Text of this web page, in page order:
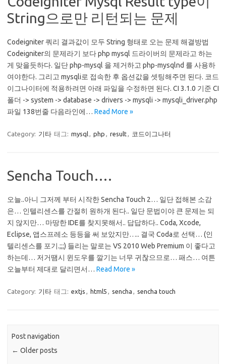
String으로만 리턴되는 문제
Codeigniter 쿼리 결과값이 모두 String 형태로 오는 문제 해결방법
Codeigniter의 문제라기 보다 php mysql 드라이버의 문제라고 하는
게 맞을듯하다. 일단 php-mysql 을 제거하고 php-mysqlnd 를 사용하
여야한다. 그리고 mysqli로 접속한 후 옵션값을 셋팅해주면 된다. 코드
이그나이터에 적용하려면 아래 파일을 수정하면 된다. CI 3.1.0 기준 CI
폴더 -> system -> database -> drivers -> mysqli -> mysqli_driver.php
파일 138번줄 다음라인에… Read More »
Category: 기타 태그: mysql, php , result, 코드이그나터
Sencha Touch….
오늘..아니 그저께 부터 시작한 Sencha Touch 2… 일단 접해본 소감
은… 인텔리센스를 간절히 원하개 된다.. 일단 문법이야 큰 문제는 되
지 않지만… 마땅한 IDE를 찾지못해서.. 답답하다.. Coda, Xcode,
Eclipse, 앱스프레소 등등을 써 보았지만….. 결국 Coda로 선택… (인
텔리센스를 포기.;;;) 들리는 말로는 VS 2010 Web Premium 이 좋다고
하는데… 저거땜시 윈도우를 깔기는 너무 귀찮으므로… 패스… 여튼
오늘부터 제대로 달리면서… Read More »
Category: 기타 태그: extjs , html5 , sencha , sencha touch
Post navigation
← Older posts